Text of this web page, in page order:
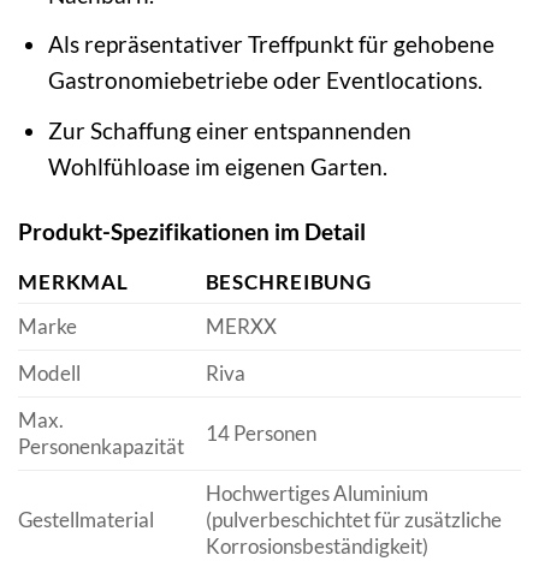
Als repräsentativer Treffpunkt für gehobene
Gastronomiebetriebe oder Eventlocations.
Zur Schaffung einer entspannenden
Wohlfühloase im eigenen Garten.
Produkt-Spezifikationen im Detail
MERKMAL
BESCHREIBUNG
Marke
MERXX
Modell
Riva
Max.
Personenkapazität
14 Personen
Gestellmaterial
Hochwertiges Aluminium
(pulverbeschichtet für zusätzliche
Korrosionsbeständigkeit)